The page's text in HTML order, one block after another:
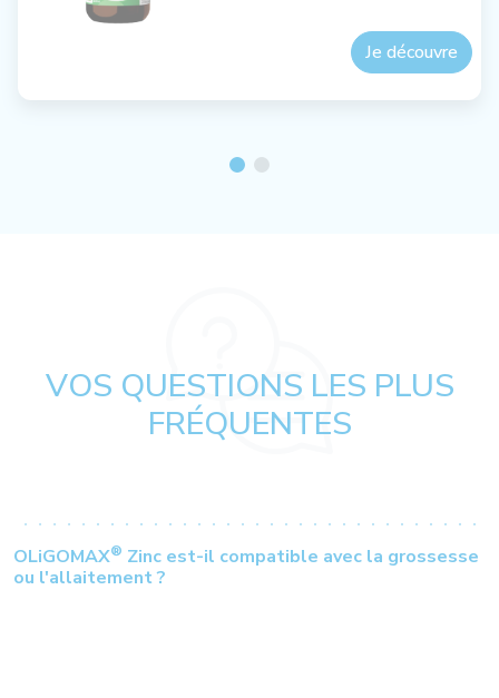
Je découvre
VOS QUESTIONS LES PLUS
FRÉQUENTES
OLiGOMAX® Zinc est-il compatible avec la grossesse
ou l'allaitement ?